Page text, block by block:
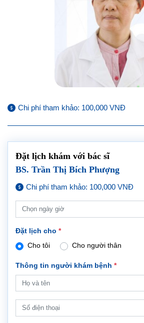
Chi phí tham khảo: 100,000 VNĐ
Đặt lịch khám với bác sĩ
BS. Trần Thị Bích Phượng
Chi phí tham khảo: 100,000 VNĐ
Đặt lịch cho *
Cho tôi
Cho người thân
Thông tin người khám bệnh *